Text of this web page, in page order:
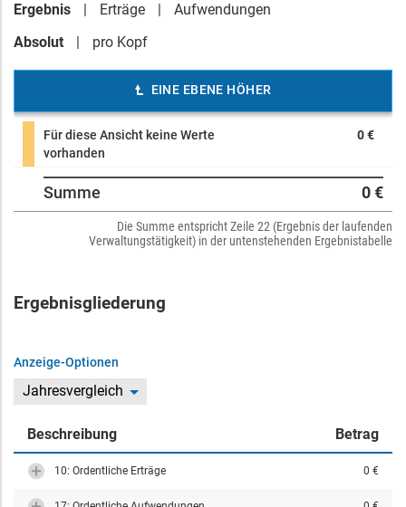
Ergebnis Erträge
Aufwendungen
Absolut
pro Kopf
EINE EBENE HÖHER
Für diese Ansicht keine Werte
vorhanden
0 €
Summe 0 €
Die Summe entspricht Zeile 22 (Ergebnis der laufenden
Verwaltungstätigkeit) in der untenstehenden Ergebnistabelle
Ergebnisgliederung
Anzeige-Optionen
Jahresvergleich
Beschreibung Betrag
10: Ordentliche Erträge 0 €